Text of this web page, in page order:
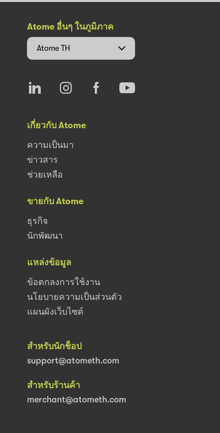
Atome อื่นๆ ในภูมิภาค
Atome TH
เกี่ยวกับ Atome
ความเป็นมา
ข่าวสาร
ช่วยเหลือ
ขายกับ Atome
ธุรกิจ
นักพัฒนา
แหล่งข้อมูล
ข้อตกลงการใช้งาน
นโยบายความเป็นส่วนตัว
แผนผังเว็บไซต์
สำหรับนักช็อป
support@atometh.com
สำหรับร้านค้า
merchant@atometh.com